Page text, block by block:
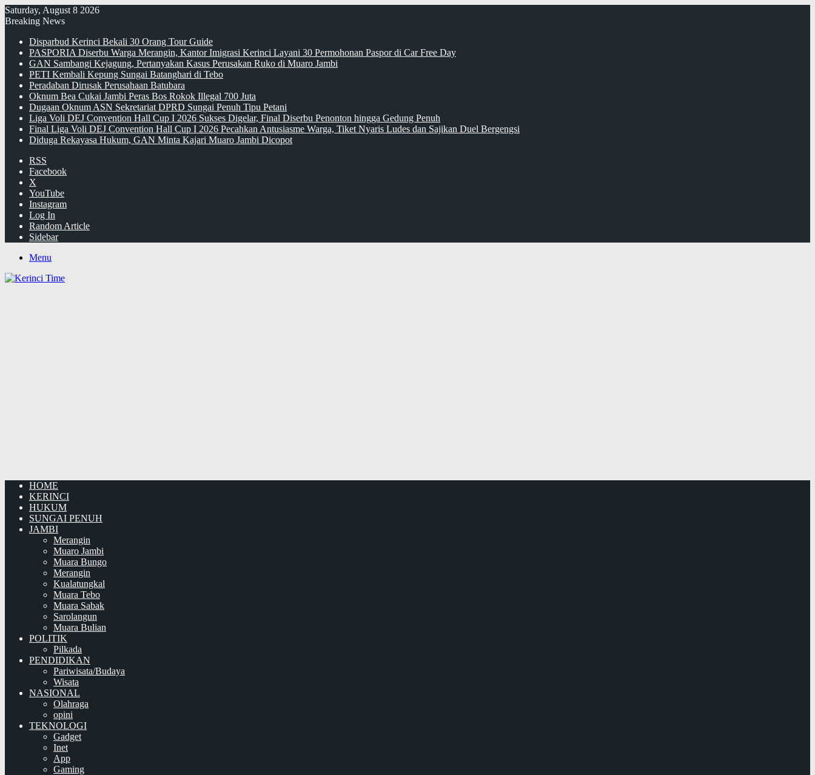
Saturday, August 8 2026
Breaking News
Disparbud Kerinci Bekali 30 Orang Tour Guide
PASPORIA Diserbu Warga Merangin, Kantor Imigrasi Kerinci Layani 30 Permohonan Paspor di Car Free Day
GAN Sambangi Kejagung, Pertanyakan Kasus Perusakan Ruko di Muaro Jambi
PETI Kembali Kepung Sungai Batanghari di Tebo
Peradaban Dirusak Perusahaan Batubara
Oknum Bea Cukai Jambi Peras Bos Rokok Illegal 700 Juta
Dugaan Oknum ASN Sekretariat DPRD Sungai Penuh Tipu Petani
Liga Voli DEJ Convention Hall Cup I 2026 Sukses Digelar, Final Diserbu Penonton hingga Gedung Penuh
Final Liga Voli DEJ Convention Hall Cup I 2026 Pecahkan Antusiasme Warga, Tiket Nyaris Ludes dan Sajikan Duel Bergengsi
Diduga Rekayasa Hukum, GAN Minta Kajari Muaro Jambi Dicopot
RSS
Facebook
X
YouTube
Instagram
Log In
Random Article
Sidebar
Menu
HOME
KERINCI
HUKUM
SUNGAI PENUH
JAMBI
Merangin
Muaro Jambi
Muara Bungo
Merangin
Kualatungkal
Muara Tebo
Muara Sabak
Sarolangun
Muara Bulian
POLITIK
Pilkada
PENDIDIKAN
Pariwisata/Budaya
Wisata
NASIONAL
Olahraga
opini
TEKNOLOGI
Gadget
Inet
App
Gaming